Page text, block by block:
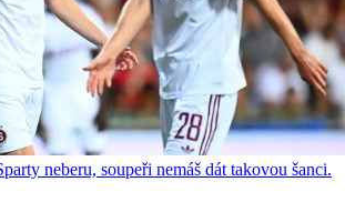
neberu, soupeři nemáš dát takovou šanci.